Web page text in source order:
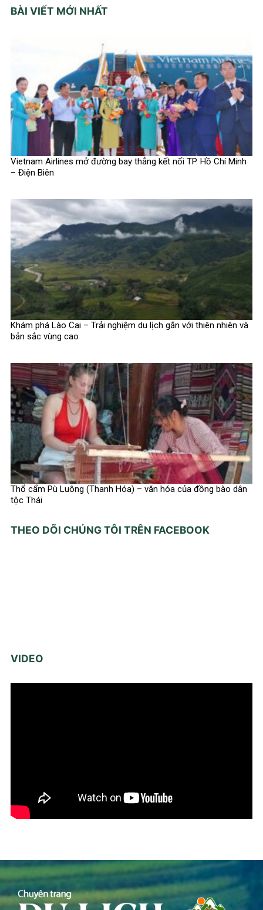
BÀI VIẾT MỚI NHẤT
Vietnam Airlines mở đường bay thẳng kết nối TP. Hồ Chí Minh
– Điện Biên
Khám phá Lào Cai – Trải nghiệm du lịch gắn với thiên nhiên và
bản sắc vùng cao
Thổ cẩm Pù Luông (Thanh Hóa) – văn hóa của đồng bào dân
tộc Thái
THEO DÕI CHÚNG TÔI TRÊN FACEBOOK
VIDEO